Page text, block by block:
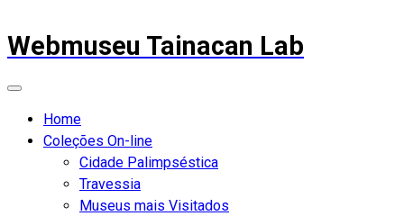
Webmuseu Tainacan Lab
Home
Coleções On-line
Cidade Palimpséstica
Travessia
Museus mais Visitados